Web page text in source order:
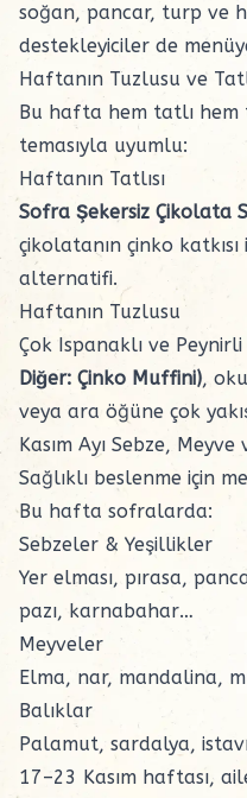
soğan, pancar, turp ve
destekleyiciler de
Haftanın Tuzlusu ve
Bu hafta hem tatlı hem
temasıyla uyumlu:
Haftanın Tatlısı
Sofra Şekersiz Çikolata
çikolatanın çinko
alternatifi.
Haftanın Tuzlusu
Çok Ispanaklı ve
Diğer: Çinko Muffini),
veya ara öğüne çok
Kasım Ayı Sebze, Meyve
Sağlıklı beslenme için
Bu hafta sofralarda:
Sebzeler & Yeşillikler
Yer elması, pırasa,
pazı, karnabahar…
Meyveler
Elma, nar, mandalina,
Balıklar
Palamut, sardalya,
17–23 Kasım haftası,